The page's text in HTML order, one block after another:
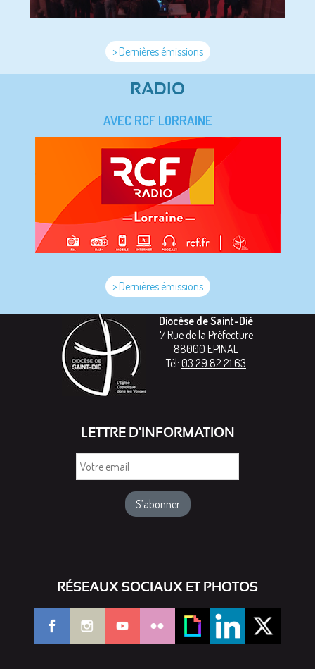
> Dernières émissions
RADIO
AVEC RCF LORRAINE
> Dernières émissions
Diocèse de Saint-Dié
7 Rue de la Préfecture
88000 EPINAL
Tél: 03 29 82 21 63
LETTRE D'INFORMATION
RÉSEAUX SOCIAUX ET PHOTOS